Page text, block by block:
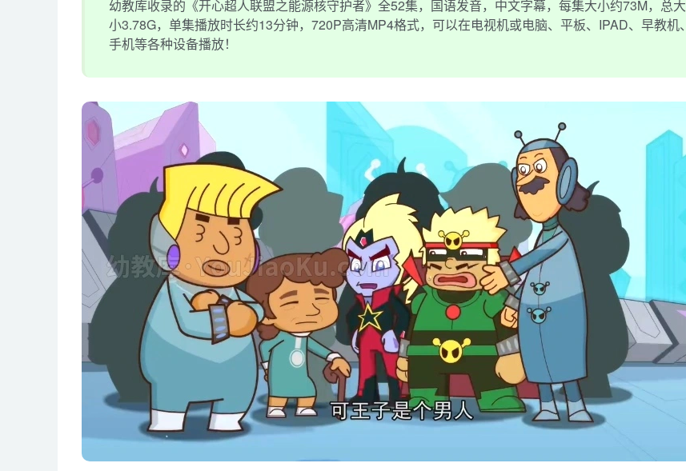
幼教库收录的《开心超人联盟之能源核守护者》全52集，国语发音，中文字幕，每集大小约73M，总大
小3.78G，单集播放时长约13分钟，720P高清MP4格式，可以在电视机或电脑、平板、IPAD、早教机、
手机等各种设备播放！